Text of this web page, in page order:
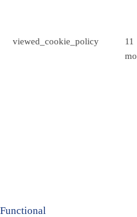
viewed_cookie_policy
11
Functional